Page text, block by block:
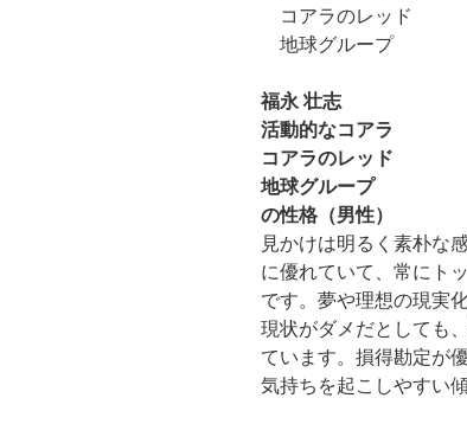
コアラのレッド
地球グループ
福永 壮志
活動的なコアラ
コアラのレッド
地球グループ
の性格（男性）
見かけは明るく素朴な
に優れていて、常にト
です。夢や理想の現実
現状がダメだとしても
ています。損得勘定が
気持ちを起こしやすい